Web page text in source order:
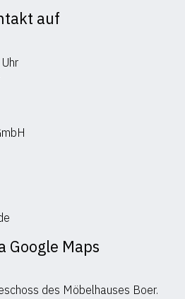
auf
Google Maps
des Möbelhauses Boer.